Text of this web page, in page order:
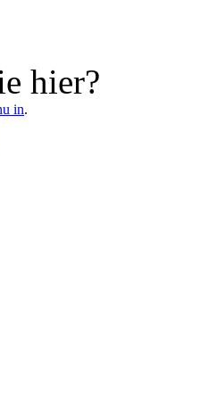
hier?
in.